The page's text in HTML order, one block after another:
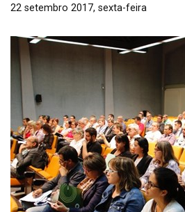
22 setembro 2017, sexta-feira